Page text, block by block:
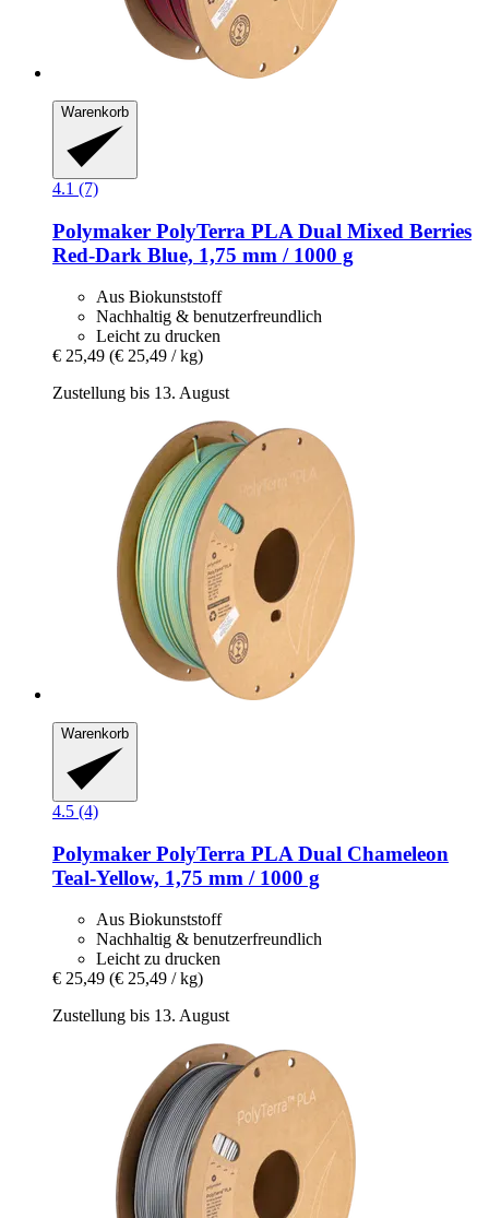
Warenkorb
4.1 (7)
Polymaker PolyTerra PLA Dual Mixed Berries
Red-​Dark Blue, 1,75 mm / 1000 g
Aus Biokunststoff
Nachhaltig & benutzerfreundlich
Leicht zu drucken
€ 25,49 (€ 25,49 / kg)
Zustellung bis 13. August
Warenkorb
4.5 (4)
Polymaker PolyTerra PLA Dual Chameleon
Teal-​Yellow, 1,75 mm / 1000 g
Aus Biokunststoff
Nachhaltig & benutzerfreundlich
Leicht zu drucken
€ 25,49 (€ 25,49 / kg)
Zustellung bis 13. August